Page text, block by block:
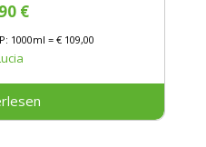
1000ml = € 109,00
€